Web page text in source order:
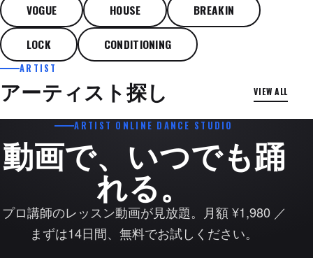
VOGUE HOUSE BREAKIN
LOCK CONDITIONING
ARTIST
アーティスト探し VIEW ALL
子 MITSUKI
ARTIST ONLINE DANCE STUDIO
動画で、いつでも踊
れる。
プロ講師のレッスン動画が見放題。月額 ¥1,980 ／
まずは14日間、無料でお試しください。